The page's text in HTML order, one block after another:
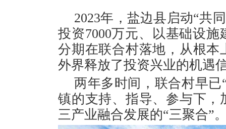
2023年，盐边县启动“共
投资7000万元、以基础设
分期在联合村落地，从根
外界释放了投资兴业的机遇
两年多时间，联合村早
镇的支持、指导、参与下
三产业融合发展的“三聚合”